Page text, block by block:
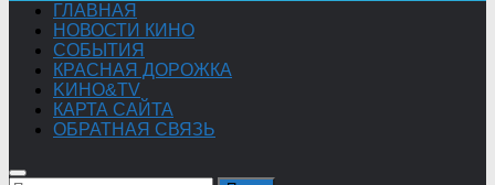
ГЛАВНАЯ
НОВОСТИ КИНО
СОБЫТИЯ
КРАСНАЯ ДОРОЖКА
KИНО&TV
КАРТА САЙТА
ОБРАТНАЯ СВЯЗЬ